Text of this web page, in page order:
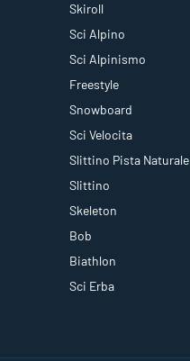
Skiroll
Sci Alpino
Sci Alpinismo
Freestyle
Snowboard
Sci Velocita
Slittino Pista Naturale
Slittino
Skeleton
Bob
Biathlon
Sci Erba